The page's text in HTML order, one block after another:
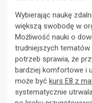
Wybierając naukę
większą swobodę w
Możliwość nauki o
trudniejszych
potrzeb sprawia, że
bardziej komfortowe i
może być kurs E8 z
systematycznie